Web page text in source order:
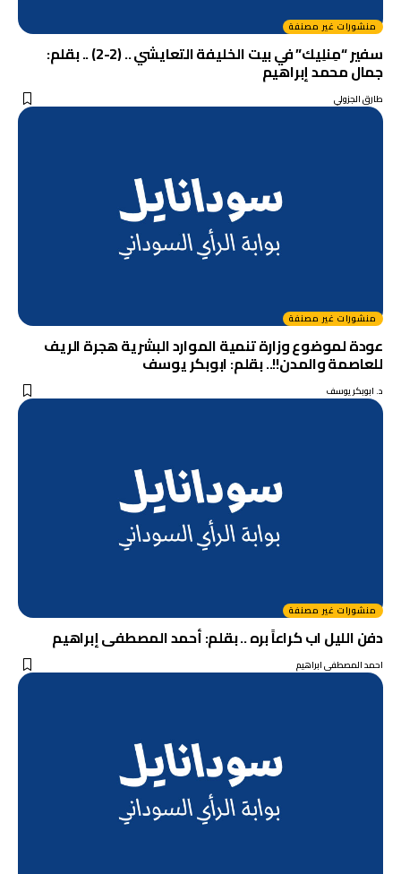
منشورات غير مصنفة
سفير “مِنلِيك” في بيت الخليفة التعايشي .. (2-2) .. بقلم:
جمال محمد إبراهيم
طارق الجزولي
منشورات غير مصنفة
عودة لموضوع وزارة تنمية الموارد البشرية هجرة الريف
للعاصمة والمدن!!.. بقلم: ابوبكر يوسف
د. ابوبكر يوسف
منشورات غير مصنفة
دفن الليل اب كراعاً بره .. بقلم: أحمد المصطفى إبراهيم
احمد المصطفى ابراهيم